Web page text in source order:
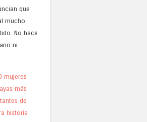
que
mucho
No hace
ni
mujeres
más
de
historia